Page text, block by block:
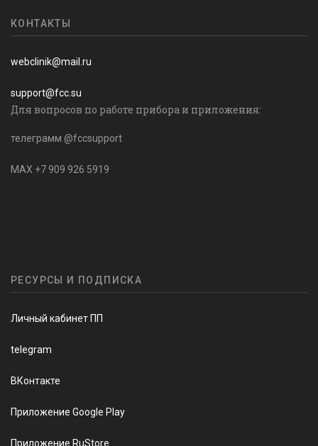
КОНТАКТЫ
webclinik@mail.ru
support@fcc.su
Для вопросов по работе прибора и приложения:
телеграмм @fccsupport
MAX +7 909 926 5919
РЕСУРСЫ И ПОДПИСКА
Личный кабинет ПП
telegram
ВКонтакте
Приложение Google Play
Приложение RuStore